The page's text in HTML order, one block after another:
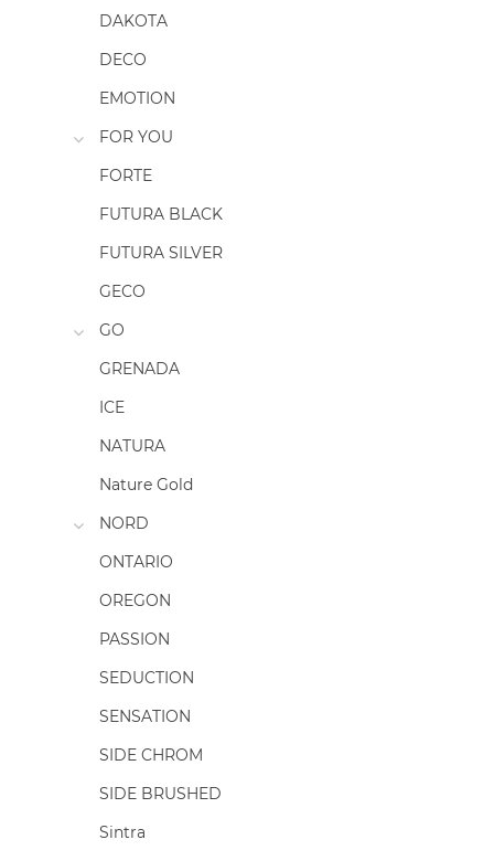
DAKOTA
DECO
EMOTION
FOR YOU
FORTE
FUTURA BLACK
FUTURA SILVER
GECO
GO
GRENADA
ICE
NATURA
Nature Gold
NORD
ONTARIO
OREGON
PASSION
SEDUCTION
SENSATION
SIDE CHROM
SIDE BRUSHED
Sintra